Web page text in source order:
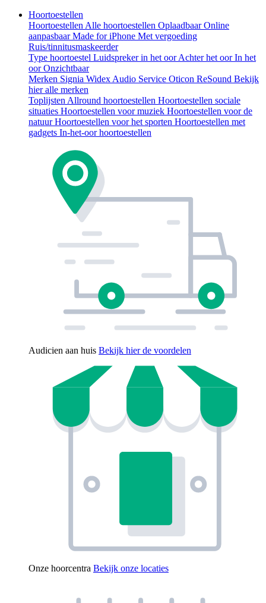
Hoortoestellen
Hoortoestellen Alle hoortoestellen OplaadbaarOnline
aanpasbaarMade for iPhone Met vergoeding
Ruis/tinnitusmaskeerder
Type hoortoestel Luidspreker in het oorAchter het oorIn het
oorOnzichtbaar
Merken Signia Widex Audio Service Oticon ReSound Bekijk
hier alle merken
Toplijsten Allround hoortoestellen Hoortoestellen sociale
situaties Hoortoestellen voor muziek Hoortoestellen voor de
natuurHoortoestellen voor het sporten Hoortoestellen met
gadgets In-het-oor hoortoestellen
Audicien aan huis Bekijk hier de voordelen
Onze hoorcentra Bekijk onze locaties